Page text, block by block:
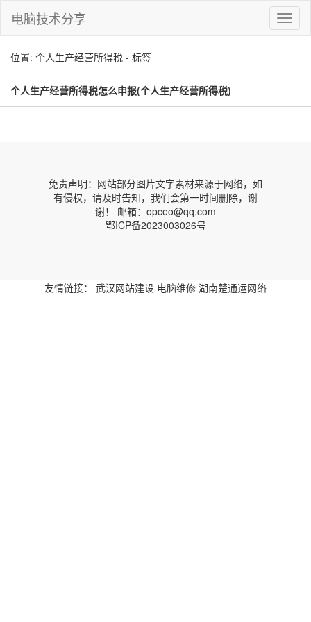
切
换
电脑技术分享
位置: 个人生产经营所得税 - 标签
个人生产经营所得税怎么申报(个人生产经营所得税)
免责声明：网站部分图片文字素材来源于网络，如
有侵权，请及时告知，我们会第一时间删除，谢
谢！ 邮箱：opceo@qq.com
鄂ICP备2023003026号
友情链接： 武汉网站建设 电脑维修 湖南楚通运网络